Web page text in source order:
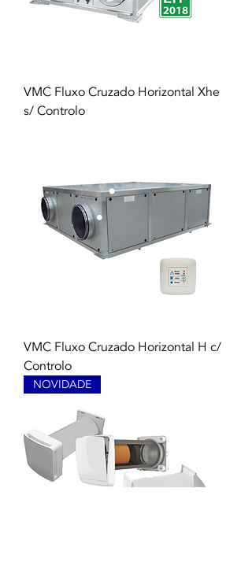
VMC Fluxo Cruzado Horizontal Xhe
s/ Controlo
VMC Fluxo Cruzado Horizontal H c/
Controlo
NOVIDADE